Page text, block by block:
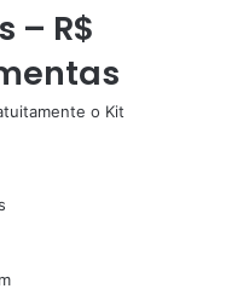
– R$
o Kit